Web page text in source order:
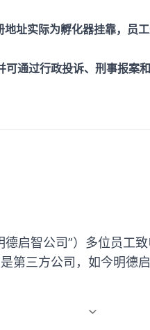
址实际为孵化器挂靠，员
通过行政投诉、刑事报案
启智公司”）多位员工致
第三方公司，如今明德